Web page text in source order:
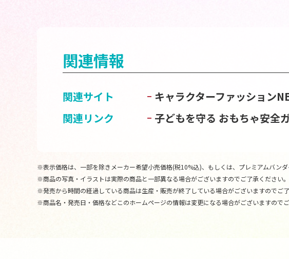
関連情報
関連サイト
キャラクターファッション
関連リンク
子どもを守る おもちゃ安全
※表示価格は、一部を除きメーカー希望小売価格(税10%込)、もしくは、プレミアムバンダ
※商品の写真・イラストは実際の商品と一部異なる場合がございますのでご了承ください。
※発売から時間の経過している商品は生産・販売が終了している場合がございますのでご了
※商品名・発売日・価格などこのホームページの情報は変更になる場合がございますのでご